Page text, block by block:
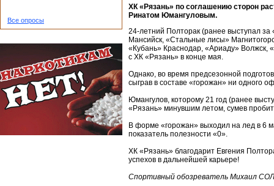
Все опросы
ХК «Рязань» по соглашению сторон
Ринатом Юмангуловым.
24-летний Полторак (ранее выступал
Мансийск, «Стальные лисы»
«Кубань» Краснодар, «Ариаду» Волжск,
с ХК «Рязань» в конце мая.
Однако, во время предсезонной
сыграв в составе «горожан» ни одного
Юмангулов, которому 21 год (ранее
«Рязань» минувшим летом, сумев
В форме «горожан» выходил на лед в 6
показатель полезности «0».
ХК «Рязань» благодарит Евгения
успехов в дальнейшей карьере!
Спортивный обозреватель Михаил